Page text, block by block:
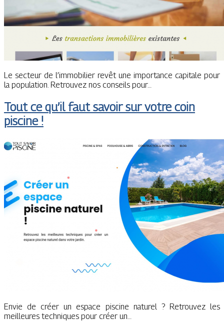
Le secteur de l’immobilier revêt une importance capitale pour
la population. Retrouvez nos conseils pour…
Tout ce qu’il faut savoir sur votre coin
piscine !
Envie de créer un espace piscine naturel ? Retrouvez les
meilleures techniques pour créer un…